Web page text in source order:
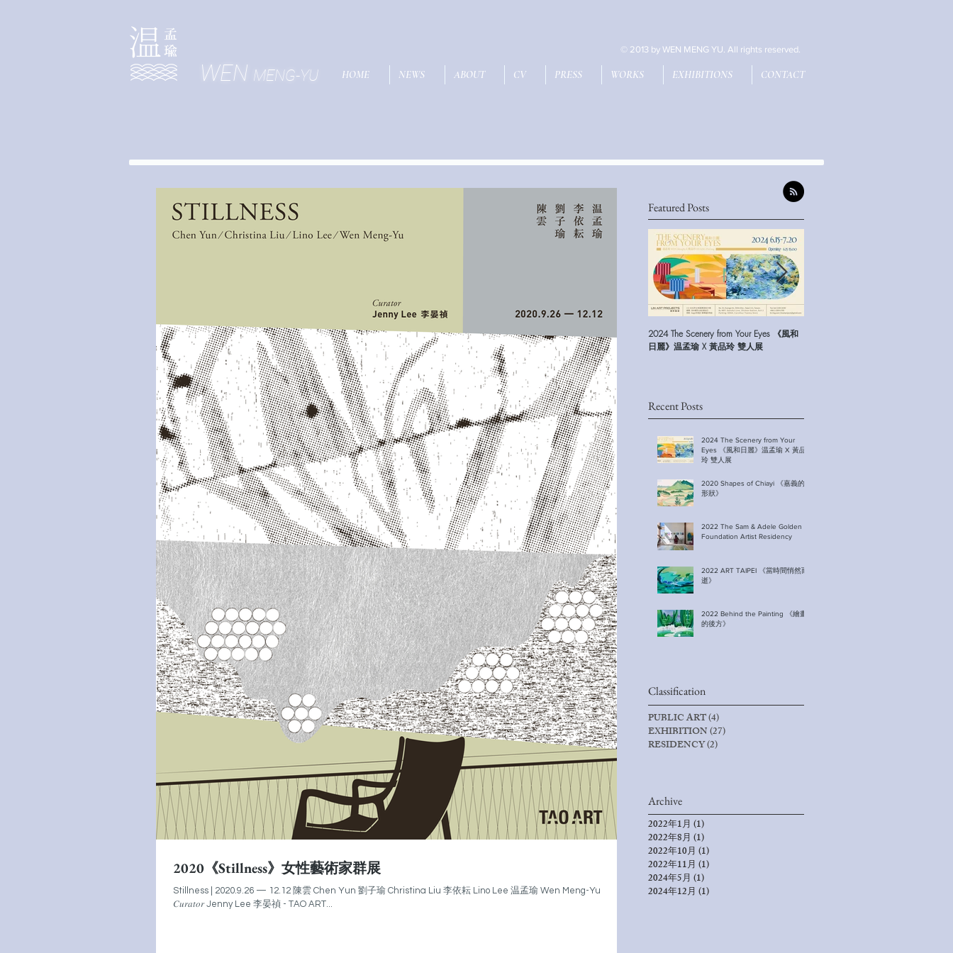
© 2013 by WEN MENG YU. All rights reserved.
WEN MENG-YU HOME NEWS ABOUT CV PRESS WORKS EXHIBITIONS CONTACT
2020《Stillness》⼥性藝術家群展
Stillness | 2020.9.26 — 12.12 陳雲 Chen Yun 劉子瑜 Christina Liu 李依耘 Lino Lee 温孟瑜 Wen Meng-Yu
𝐶𝑢𝑟𝑎𝑡𝑜𝑟 Jenny Lee 李晏禎 - TAO ART ...
Featured Posts
2024 The Scenery from Your Eyes 《風和
日麗》温孟瑜 X 黃品玲 雙人展
Recent Posts
2024 The Scenery from Your
Eyes 《風和日麗》温孟瑜 X 黃品
玲 雙人展
2020 Shapes of Chiayi 《嘉義的
形狀》
2022 The Sam & Adele Golden
Foundation Artist Residency
2022 ART TAIPEI 《當時間悄然而
逝》
2022 Behind the Painting 《繪畫
的後方》
Classification
PUBLIC ART(4)
EXHIBITION(27)
RESIDENCY(2)
Archive
2022年1月 (1)
2022年8月 (1)
2022年10月 (1)
2022年11月 (1)
2024年5月 (1)
2024年12月 (1)